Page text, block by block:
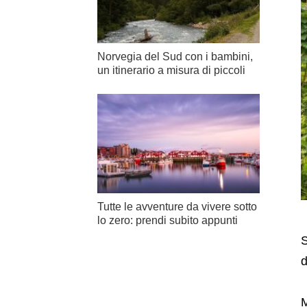
Norvegia del Sud con i bambini,
un itinerario a misura di piccoli
Tutte le avventure da vivere sotto
lo zero: prendi subito appunti